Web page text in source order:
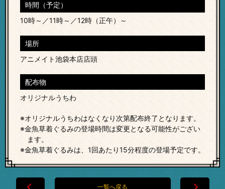
時間（予定）
10時～／11時～／12時（正午）～
場所
アニメイト池袋本店店頭
配布物
オリジナルうちわ
※オリジナルうちわはなくなり次第配布終了となります。
※金魚草着ぐるみの登場時間は変更となる可能性がござい
ます。
※金魚草着ぐるみは、1回あたり15分程度の登場予定です。
一覧へ戻る